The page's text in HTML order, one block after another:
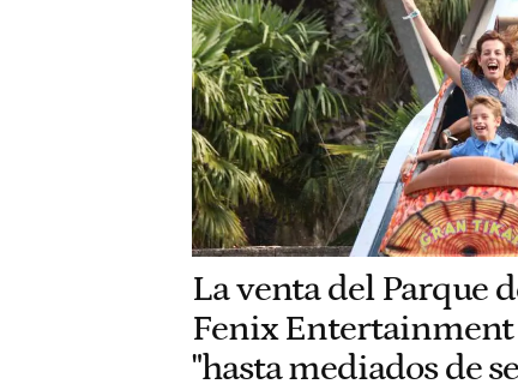
La venta del Parque
Fenix
"hasta mediados de